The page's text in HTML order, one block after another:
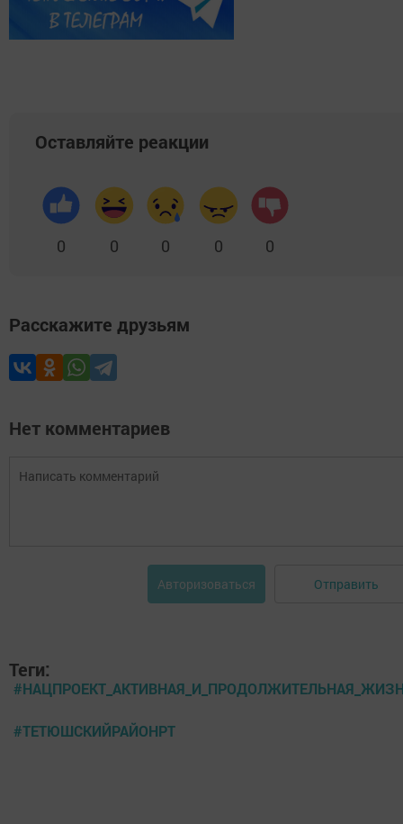
Оставляйте реакции
0 0 0 0 0
Расскажите друзьям
Нет комментариев
Авторизоваться Отправить
Теги:
#ТЕТЮШСКИЙРАЙОНРТ